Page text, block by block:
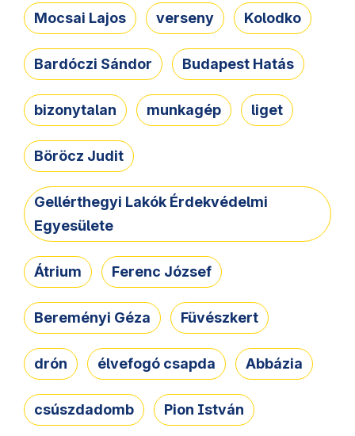
Mocsai Lajos verseny Kolodko
Bardóczi Sándor Budapest Hatás
bizonytalan munkagép liget
Böröcz Judit
Gellérthegyi Lakók Érdekvédelmi
Egyesülete
Átrium Ferenc József
Bereményi Géza Füvészkert
drón élvefogó csapda Abbázia
csúszdadomb Pion István